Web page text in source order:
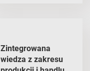
Zintegrowana
wiedza z zakresu